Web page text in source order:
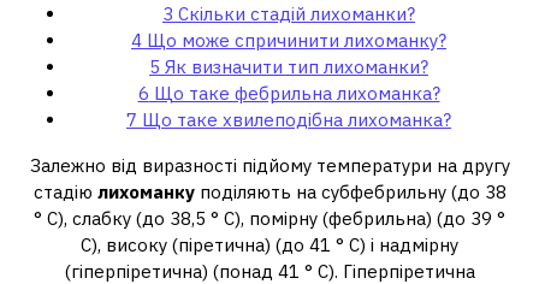
3 Скільки стадій лихоманки?
4 Що може спричинити лихоманку?
5 Як визначити тип лихоманки?
6 Що таке фебрильна лихоманка?
7 Що таке хвилеподібна лихоманка?
Залежно від виразності підйому температури на другу
стадію лихоманкуподіляють на субфебрильну (до 38
° C), слабку (до 38,5 ° C), помірну (фебрильна) (до 39 °
C), високу (піретична) (до 41 ° C) і надмірну
(гіперпіретична) (понад 41 ° C). Гіперпіретична